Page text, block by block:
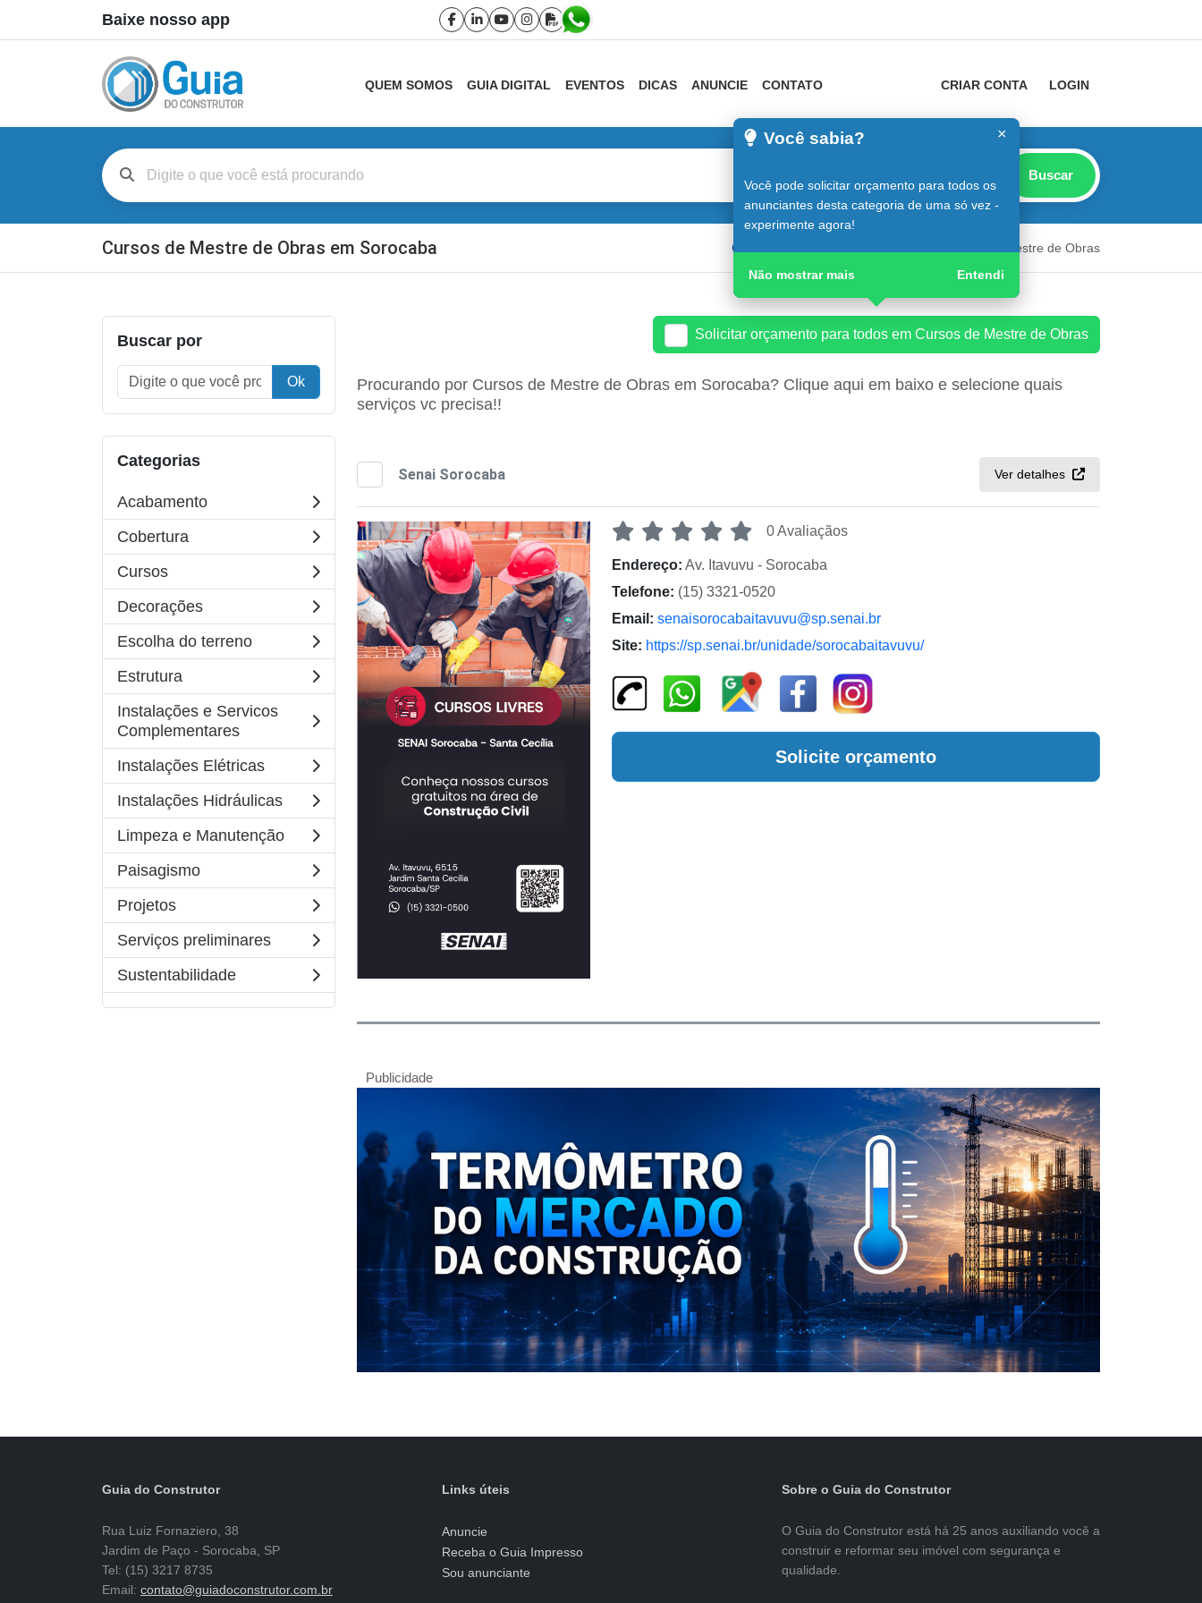
Baixe nosso app
QUEM SOMOS GUIA DIGITAL EVENTOS DICAS ANUNCIE CONTATO CRIAR CONTA LOGIN
Buscar
Cursos de Mestre de Obras em Sorocaba Guia do Construtor Cursos de Mestre de Obras
Buscar por
Ok
Categorias
Acabamento
Cobertura
Cursos
Decorações
Escolha do terreno
Estrutura
Instalações e Servicos
Complementares
Instalações Elétricas
Instalações Hidráulicas
Limpeza e Manutenção
Paisagismo
Projetos
Serviços preliminares
Sustentabilidade
Solicitar orçamento para todos em Cursos de Mestre de Obras
×
Você sabia?
Você pode solicitar orçamento para todos os
anunciantes desta categoria de uma só vez -
experimente agora!
Não mostrar mais Entendi
Procurando por Cursos de Mestre de Obras em Sorocaba? Clique aqui em baixo e selecione quais
serviços vc precisa!!
Senai Sorocaba Ver detalhes
0 Avaliaçãos
Endereço: Av. Itavuvu - Sorocaba
Telefone: (15) 3321-0520
Email: senaisorocabaitavuvu@sp.senai.br
Site: https://sp.senai.br/unidade/sorocabaitavuvu/
Solicite orçamento
Publicidade
Guia do Construtor
Rua Luiz Fornaziero, 38
Jardim de Paço - Sorocaba, SP
Tel: (15) 3217 8735
Email: contato@guiadoconstrutor.com.br
Links úteis
Anuncie
Receba o Guia Impresso
Sou anunciante
Sobre o Guia do Construtor
O Guia do Construtor está há 25 anos auxiliando você a
construir e reformar seu imóvel com segurança e
qualidade.